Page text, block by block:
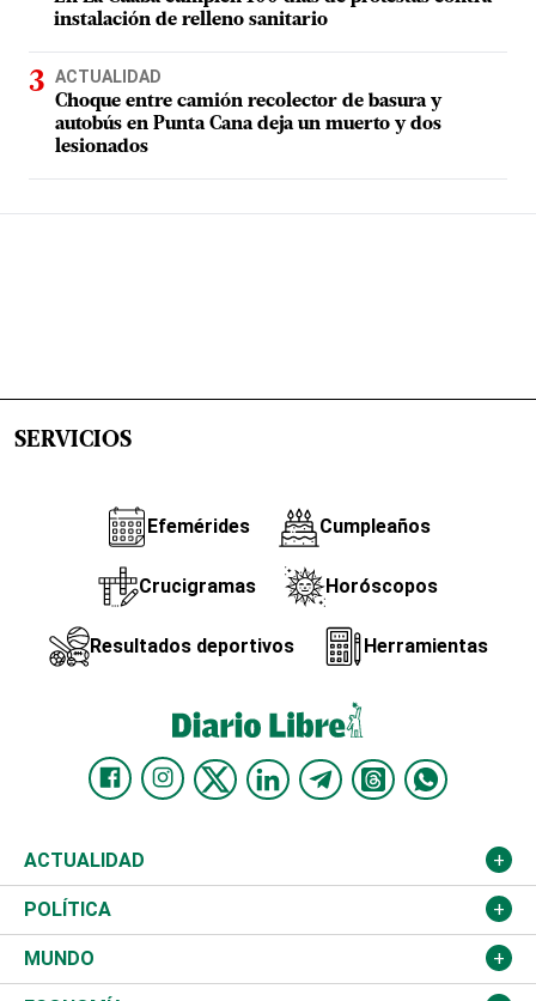
instalación de relleno sanitario
ACTUALIDAD
Choque entre camión recolector de basura y
autobús en Punta Cana deja un muerto y dos
lesionados
SERVICIOS
Efemérides Cumpleaños
Crucigramas Horóscopos
Resultados deportivos Herramientas
ACTUALIDAD
Nacional
Ciudad
POLÍTICA
Partidos
MUNDO